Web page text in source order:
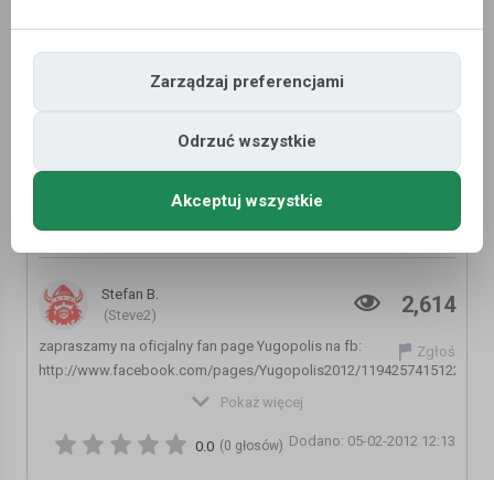
Yugopolis & Maciej Maleńczuk- "Ostatnia
nocka".
Stefan B.
(Steve2)
2,614
Zgłoś
zapraszamy na oficjalny fan page Yugopolis na fb:
http://www.facebook.com/pages/Yugopolis2012/119425741512258?
PLATYNOWEJ PŁYTY.
Pokaż więcej
Dodano: 05-02-2012 12:13
(0 głosów)
0.0
Zarządzaj preferencjami
Odrzuć wszystkie
Akceptuj wszystkie